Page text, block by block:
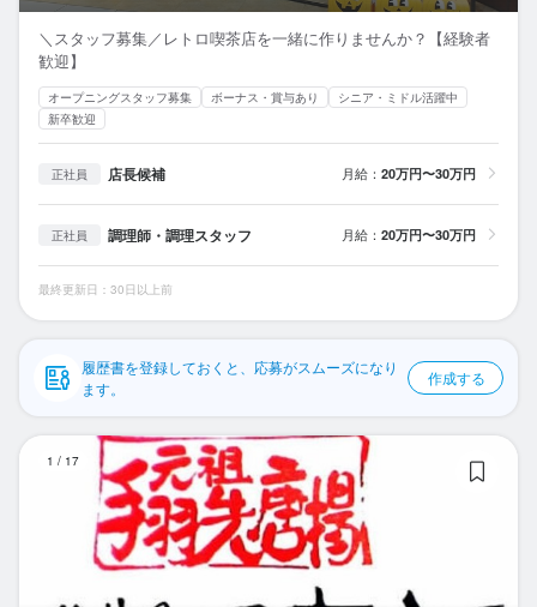
スカウト・メルマガ受信設定
ヘルプ・お問い合わせフォーム
食べログ求人PRESS
プライバシーポリシー
利用規約
企業情報
＼スタッフ募集／レトロ喫茶店を一緒に作りませんか？【経験者
歓迎】
オープニングスタッフ募集 ボーナス・賞与あり
シニア・ミドル活躍中
新卒歓迎
正社員 店長候補 月給： 20万円〜30万円
正社員 調理師・調理スタッフ 月給： 20万円〜30万円
最終更新日：30日以上前
履歴書を登録しておくと、応募がスムーズになり
ます。
作成する
1 / 17